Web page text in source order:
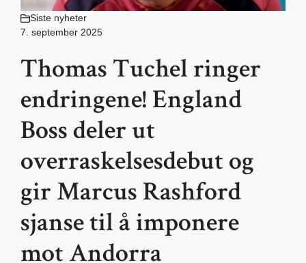
Siste nyheter
7. september 2025
Thomas Tuchel ringer
endringene! England
Boss deler ut
overraskelsesdebut og
gir Marcus Rashford
sjanse til å imponere
mot Andorra